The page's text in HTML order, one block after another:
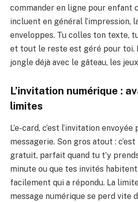
commander en ligne pour enfant
incluent en général l’impression,
enveloppes. Tu colles ton texte,
et tout le reste est géré pour toi.
jongle déjà avec le gâteau, les
L’invitation numérique :
limites
L’e-card, c’est l’invitation
messagerie. Son gros atout :
gratuit, parfait quand tu t’y
minute ou que tes invités
facilement qui a répondu. La limite,
message numérique se perd vite